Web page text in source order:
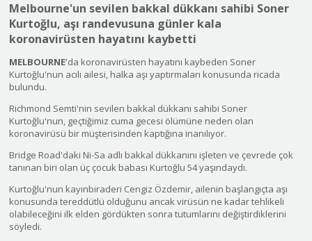
Melbourne'un sevilen bakkal dükkanı sahibi Soner
Kurtoğlu, aşı randevusuna günler kala
koronavirüsten hayatını kaybetti
MELBOURNE'da koronavirüsten hayatını kaybeden Soner
Kurtoğlu'nun acılı ailesi, halka aşı yaptırmaları konusunda ricada
bulundu.
Richmond Semti'nin sevilen bakkal dükkanı sahibi Soner
Kurtoğlu'nun, geçtiğimiz cuma gecesi ölümüne neden olan
koronavirüsü bir müşterisinden kaptığına inanılıyor.
Bridge Road'daki Ni-Sa adlı bakkal dükkanını işleten ve çevrede çok
tanınan biri olan üç çocuk babası Kurtoğlu 54 yaşındaydı.
Kurtoğlu'nun kayınbiraderi Cengiz Özdemir, ailenin başlangıçta aşı
konusunda tereddütlü olduğunu ancak virüsün ne kadar tehlikeli
olabileceğini ilk elden gördükten sonra tutumlarını değiştirdiklerini
söyledi.